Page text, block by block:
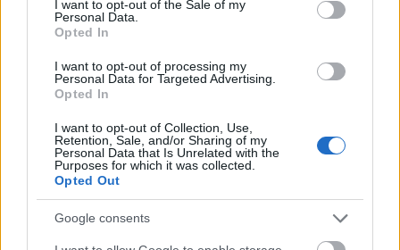
I want to opt-out of the Sale of my
Personal Data.
Opted In
I want to opt-out of processing my
Personal Data for Targeted Advertising.
Opted In
I want to opt-out of Collection, Use,
Retention, Sale, and/or Sharing of my
Personal Data that Is Unrelated with the
Purposes for which it was collected.
Opted Out
Google consents
desszertválogatással "búcsúztunk" egymástól,
amelyből persze a túrógombóc nem maradhatott ki,
újragondolt magyaros édességet is kipróbálhattunk.